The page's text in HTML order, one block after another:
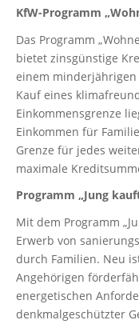
KfW-Programm
Das Programm
bietet zinsgünstige
einem
Kauf eines
Einkommensgrenze
Einkommen für
Grenze für jedes
maximale
Programm „Jung
Mit dem Programm
Erwerb von
durch Familien. Neu
Angehörigen
energetischen
denkmalgeschützter